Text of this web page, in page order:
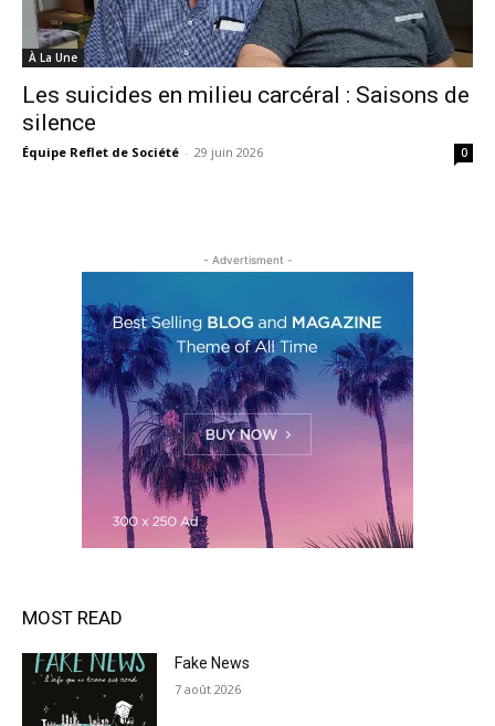
À La Une
Les suicides en milieu carcéral : Saisons de
silence
Équipe Reflet de Société - 29 juin 2026 0
- Advertisment -
MOST READ
Fake News
7 août 2026